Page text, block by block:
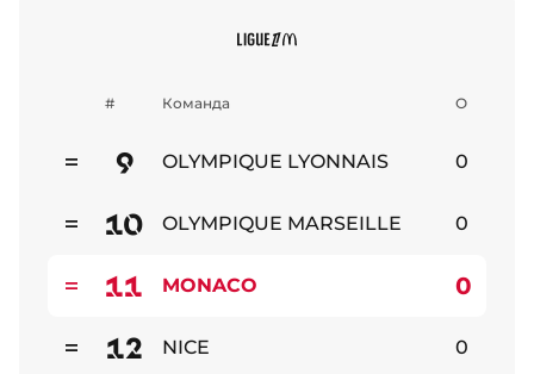
# Команда О
9 OLYMPIQUE LYONNAIS 0
10 OLYMPIQUE MARSEILLE 0
11 MONACO 0
12 NICE 0